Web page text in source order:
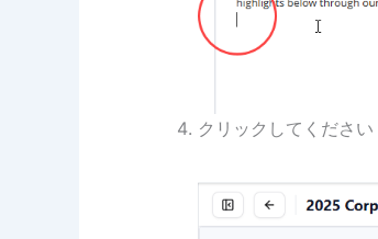
クリックしてください